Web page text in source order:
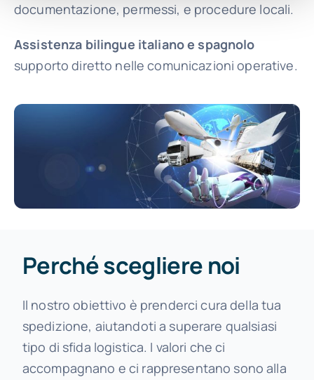
documentazione, permessi, e procedure locali.
Assistenza bilingue italiano e spagnolo
supporto diretto nelle comunicazioni operative.
Perché scegliere noi
Il nostro obiettivo è prenderci cura della tua
spedizione, aiutandoti a superare qualsiasi
tipo di sfida logistica. I valori che ci
accompagnano e ci rappresentano sono alla